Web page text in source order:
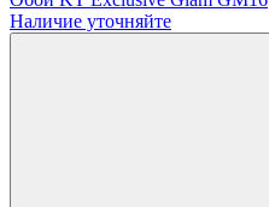
Наличие уточняйте